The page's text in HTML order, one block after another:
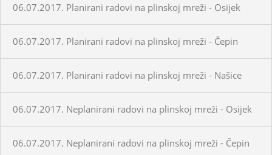
06.07.2017. Planirani radovi na plinskoj mreži - Osijek
06.07.2017. Planirani radovi na plinskoj mreži - Čepin
06.07.2017. Planirani radovi na plinskoj mreži - Našice
06.07.2017. Neplanirani radovi na plinskoj mreži - Osijek
06.07.2017. Neplanirani radovi na plinskoj mreži - Čepin